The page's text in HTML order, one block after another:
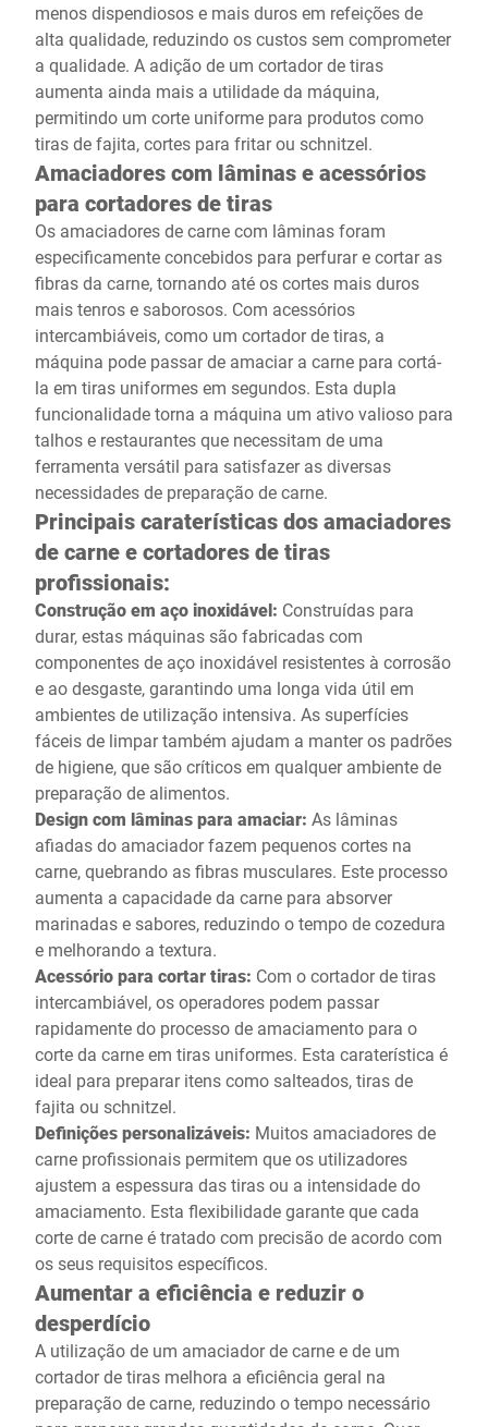
menos dispendiosos e mais duros em refeições de
alta qualidade, reduzindo os custos sem comprometer
a qualidade. A adição de um cortador de tiras
aumenta ainda mais a utilidade da máquina,
permitindo um corte uniforme para produtos como
tiras de fajita, cortes para fritar ou schnitzel.
Amaciadores com lâminas e acessórios
para cortadores de tiras
Os amaciadores de carne com lâminas foram
especificamente concebidos para perfurar e cortar as
fibras da carne, tornando até os cortes mais duros
mais tenros e saborosos. Com acessórios
intercambiáveis, como um cortador de tiras, a
máquina pode passar de amaciar a carne para cortá-
la em tiras uniformes em segundos. Esta dupla
funcionalidade torna a máquina um ativo valioso para
talhos e restaurantes que necessitam de uma
ferramenta versátil para satisfazer as diversas
necessidades de preparação de carne.
Principais caraterísticas dos amaciadores
de carne e cortadores de tiras
profissionais:
Construção em aço inoxidável: Construídas para
durar, estas máquinas são fabricadas com
componentes de aço inoxidável resistentes à corrosão
e ao desgaste, garantindo uma longa vida útil em
ambientes de utilização intensiva. As superfícies
fáceis de limpar também ajudam a manter os padrões
de higiene, que são críticos em qualquer ambiente de
preparação de alimentos.
Design com lâminas para amaciar: As lâminas
afiadas do amaciador fazem pequenos cortes na
carne, quebrando as fibras musculares. Este processo
aumenta a capacidade da carne para absorver
marinadas e sabores, reduzindo o tempo de cozedura
e melhorando a textura.
Acessório para cortar tiras: Com o cortador de tiras
intercambiável, os operadores podem passar
rapidamente do processo de amaciamento para o
corte da carne em tiras uniformes. Esta caraterística é
ideal para preparar itens como salteados, tiras de
fajita ou schnitzel.
Definições personalizáveis: Muitos amaciadores de
carne profissionais permitem que os utilizadores
ajustem a espessura das tiras ou a intensidade do
amaciamento. Esta flexibilidade garante que cada
corte de carne é tratado com precisão de acordo com
os seus requisitos específicos.
Aumentar a eficiência e reduzir o
desperdício
A utilização de um amaciador de carne e de um
cortador de tiras melhora a eficiência geral na
preparação de carne, reduzindo o tempo necessário